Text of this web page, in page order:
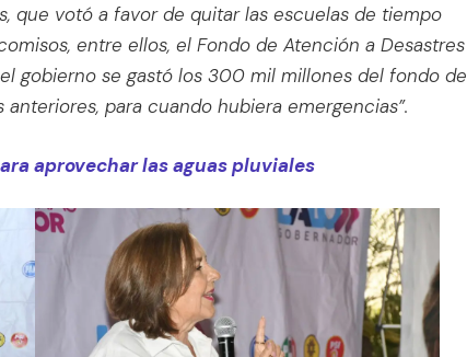
que votó a favor de quitar las escuelas de tiempo
entre ellos, el Fondo de Atención a Desastres
gobierno se gastó los 300 mil millones del fondo de
para cuando hubiera emergencias”.
aprovechar las aguas pluviales